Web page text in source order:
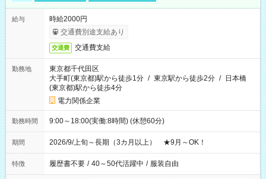
給与
時給2000円
交通費別途支給あり
交通費 交通費支給
勤務地
東京都千代田区
大手町(東京都)駅から徒歩1分 / 東京駅から徒歩2分 / 日本橋
(東京都)駅から徒歩4分
電力関係企業
勤務時間 9:00～18:00(実働:8時間) (休憩60分)
期間 2026/9/上旬～長期（3カ月以上） ★9月～OK！
特徴 履歴書不要 / 40～50代活躍中 / 服装自由